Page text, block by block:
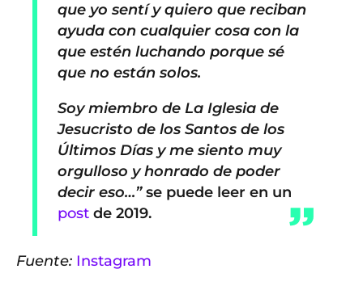
que yo sentí y quiero que reciban
ayuda con cualquier cosa con la
que estén luchando porque sé
que no están solos.
Soy miembro de La Iglesia de
Jesucristo de los Santos de los
Últimos Días y me siento muy
orgulloso y honrado de poder
decir eso…”se puede leer en un
post de 2019.
Fuente: Instagram